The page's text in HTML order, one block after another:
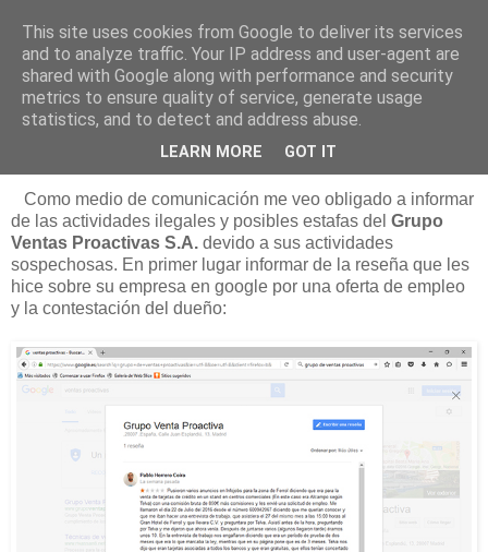
Está de pinga
29/7/16
Grupo Ventas Proactivas
Como medio de comunicación me veo obligado a informar
de las actividades ilegales y posibles estafas del Grupo
Ventas Proactivas S.A. devido a sus actividades
sospechosas. En primer lugar informar de la reseña que les
hice sobre su empresa en google por una oferta de empleo
y la contestación del dueño:
This site uses cookies from Google to deliver its services
and to analyze traffic. Your IP address and user-agent are
shared with Google along with performance and security
metrics to ensure quality of service, generate usage
statistics, and to detect and address abuse.
LEARN MORE GOT IT